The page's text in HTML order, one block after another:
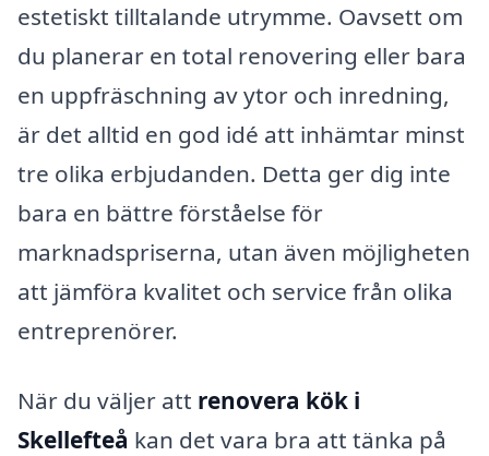
estetiskt tilltalande utrymme. Oavsett om
du planerar en total renovering eller bara
en uppfräschning av ytor och inredning,
är det alltid en god idé att inhämtar minst
tre olika erbjudanden. Detta ger dig inte
bara en bättre förståelse för
marknadspriserna, utan även möjligheten
att jämföra kvalitet och service från olika
entreprenörer.
När du väljer att renovera kök i
Skellefteå kan det vara bra att tänka på